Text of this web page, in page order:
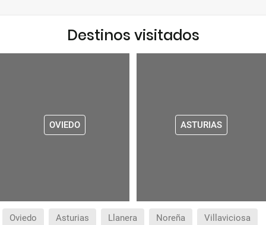
Destinos visitados
OVIEDO ASTURIAS
Oviedo Asturias Llanera Noreña Villaviciosa